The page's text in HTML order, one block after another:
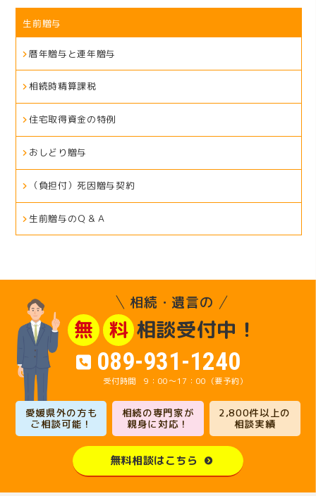
生前贈与
暦年贈与と連年贈与
相続時精算課税
住宅取得資金の特例
おしどり贈与
（負担付）死因贈与契約
生前贈与のＱ＆Ａ
相続・遺言の
無 料 相談受付中！
089-931-1240
9：00～17：00（要予約）
愛媛県外の方も
ご相談可能！
相続の専門家が
親身に対応！
2,800件以上の
相談実績
無料相談はこちら